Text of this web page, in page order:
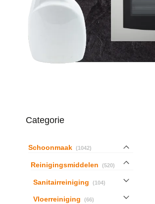
Categorie
Schoonmaak 1042producten
Reinigingsmiddelen 520producten
Sanitairreiniging 104producten
Vloerreiniging 66producten